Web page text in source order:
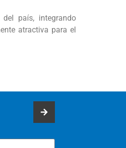
país, integrando
atractiva para el